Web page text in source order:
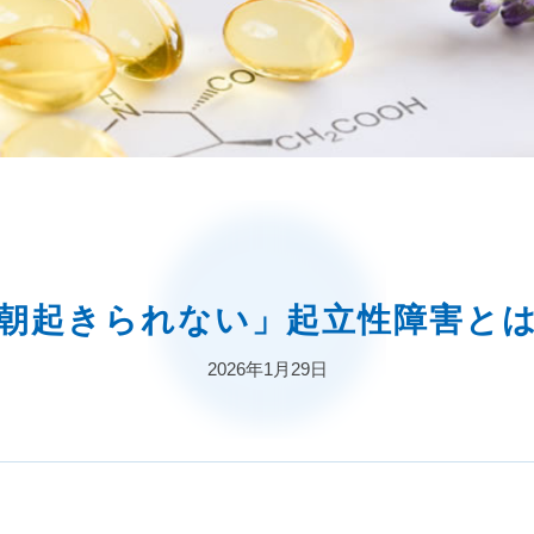
起きられない」起立性障害と
2026年1月29日